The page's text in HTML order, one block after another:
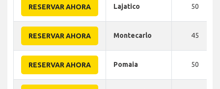
RESERVAR AHORA Lajatico 50
RESERVAR AHORA Montecarlo 45
RESERVAR AHORA Pomaia 50